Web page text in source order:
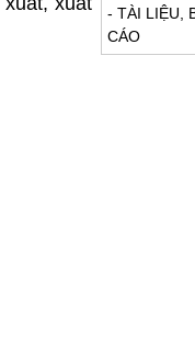
- TÀI LIỆU,
CÁO